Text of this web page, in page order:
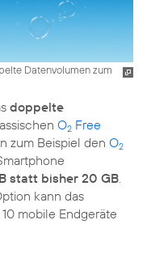
Datenvolumen zum
doppelte
O2 Free
zum Beispiel den O2
statt bisher 20 GB.
kann das
mobile Endgeräte